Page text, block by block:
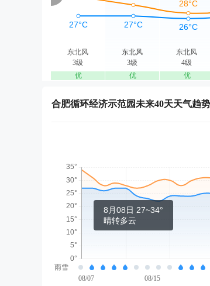
东北风
3级
优
东北风
3级
优
东北风
4级
优
合肥循环经济示范园未来40天天气趋势
8月08日 27~34°
晴转多云
雨雪
08/07
08/15